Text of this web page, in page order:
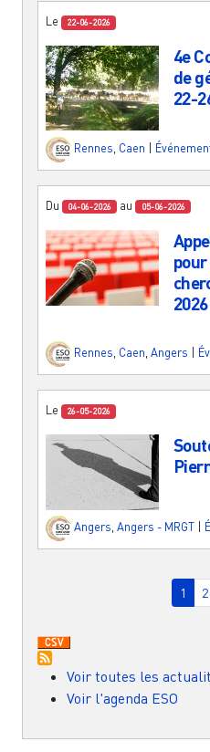
Le 22-06-2026
4e
de
22-
Rennes Caen
Du 04-06-2026 au 05-06-2026
2026
Rennes, Caen, Angers
Le 26-05-2026
Angers, Angers - MRGT
Page
1 2
Voir toutes les
Voir l'agenda ESO